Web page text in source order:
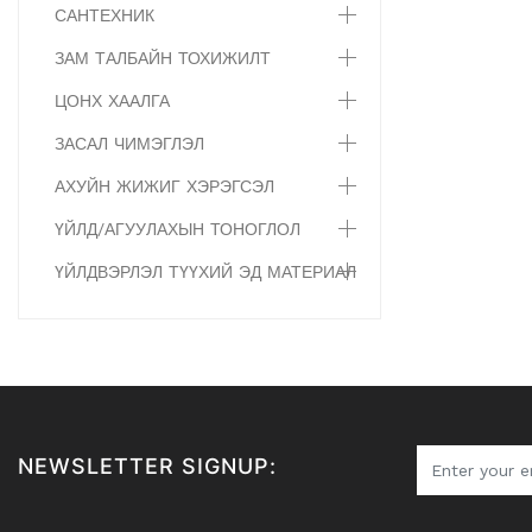
САНТЕХНИК
ЗАМ ТАЛБАЙН ТОХИЖИЛТ
ЦОНХ ХААЛГА
ЗАСАЛ ЧИМЭГЛЭЛ
АХУЙН ЖИЖИГ ХЭРЭГСЭЛ
ҮЙЛД/АГУУЛАХЫН ТОНОГЛОЛ
ҮЙЛДВЭРЛЭЛ ТҮҮХИЙ ЭД МАТЕРИАЛ
NEWSLETTER SIGNUP: